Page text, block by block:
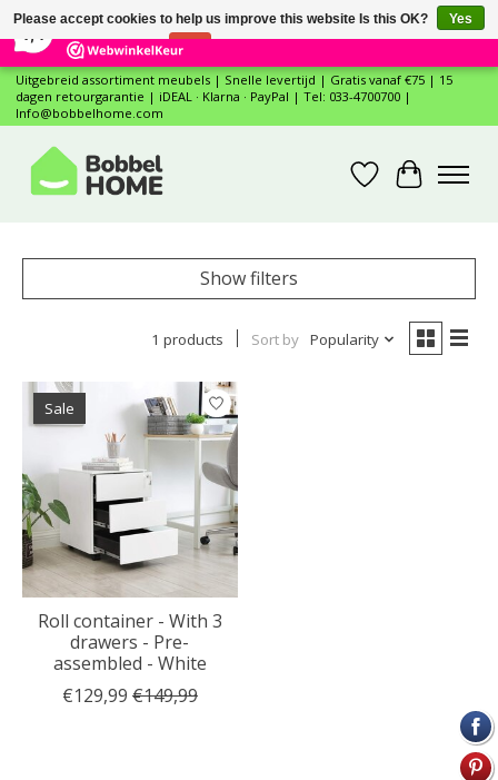
12 Reviews ×
Uitgebreid assortiment meubels | Snelle levertijd | Gratis vanaf €75 | 15
dagen retourgarantie | iDEAL · Klarna · PayPal | Tel: 033-4700700 |
Info@bobbelhome.com
WishlistCart
Show filters
1 products Sort by Popularity
Sale
Roll container - With 3
drawers - Pre-
assembled - White
€129,99 €149,99
Please accept cookies to help us improve this website Is this OK?
Yes
No